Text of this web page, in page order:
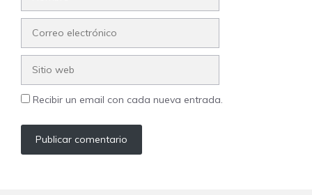
Recibir un email con cada nueva entrada.